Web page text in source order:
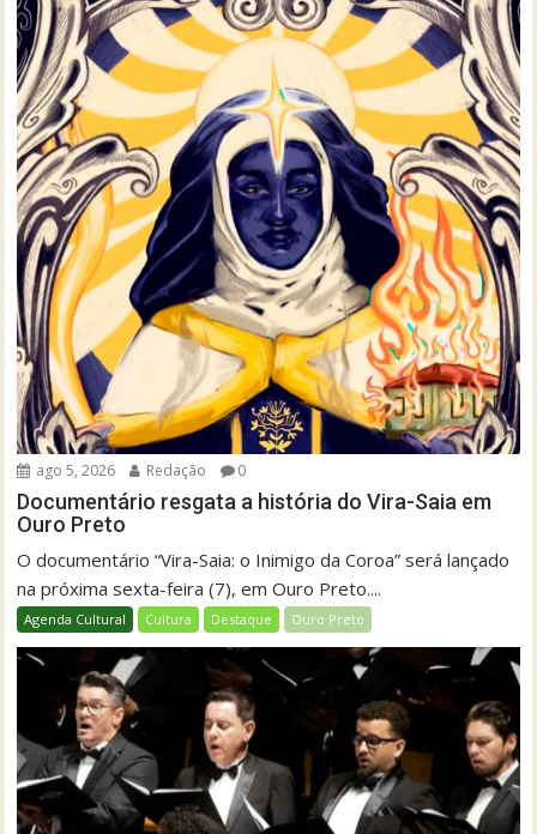
ago 5, 2026 Redação 0
Documentário resgata a história do Vira-Saia em
Ouro Preto
O documentário “Vira-Saia: o Inimigo da Coroa” será lançado
na próxima sexta-feira (7), em Ouro Preto....
Agenda Cultural Cultura Destaque Ouro Preto